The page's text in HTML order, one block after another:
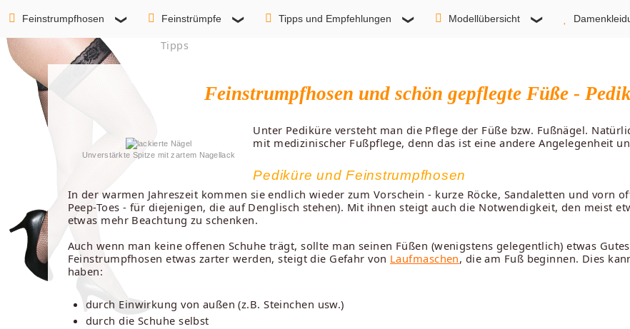
Feinstrumpfhosen Feinstrümpfe Tipps und Empfehlungen Modellübersicht
Tipps
Feinstrumpfhosen und schön gepflegte Füße -
Unverstärkte Spitze mit zartem Nagellack
Unter Pediküre versteht man die Pflege der Füße bzw. Fußnägel.
mit medizinischer Fußpflege, denn das ist eine andere Angelegenheit
Pediküre und Feinstrumpfhosen
In der warmen Jahreszeit kommen sie endlich wieder zum Vorschein - kurze Röcke, Sandaletten und vorn
Peep-Toes - für diejenigen, die auf Denglisch stehen). Mit ihnen steigt auch die Notwendigkeit, den meist
etwas mehr Beachtung zu schenken.
Auch wenn man keine offenen Schuhe trägt, sollte man seinen Füßen (wenigstens gelegentlich) etwas
Feinstrumpfhosen etwas zarter werden, steigt die Gefahr von Laufmaschen, die am Fuß beginnen. Dies
haben:
durch Einwirkung von außen (z.B. Steinchen usw.)
durch die Schuhe selbst